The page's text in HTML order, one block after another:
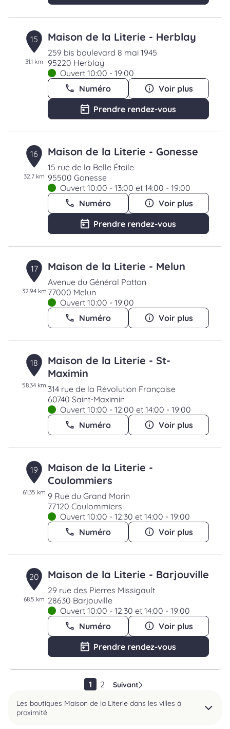
15
31.1 km
Maison de la Literie - Herblay
259 bis boulevard 8 mai 1945
95220 Herblay
Ouvert 10:00 - 19:00
Numéro
Voir plus
Prendre rendez-vous
16
32.7 km
Maison de la Literie - Gonesse
15 rue de la Belle Étoile
95500 Gonesse
Ouvert 10:00 - 13:00 et 14:00 - 19:00
Numéro
Voir plus
Prendre rendez-vous
17
32.94 km
Maison de la Literie - Melun
Avenue du Général Patton
77000 Melun
Ouvert 10:00 - 19:00
Numéro
Voir plus
18
58.34 km
Maison de la Literie - St-
Maximin
314 rue de la Révolution Française
60740 Saint-Maximin
Ouvert 10:00 - 12:00 et 14:00 - 19:00
Numéro
Voir plus
19
61.35 km
Maison de la Literie -
Coulommiers
9 Rue du Grand Morin
77120 Coulommiers
Ouvert 10:00 - 12:30 et 14:00 - 19:00
Numéro
Voir plus
20
68.5 km
Maison de la Literie - Barjouville
29 rue des Pierres Missigault
28630 Barjouville
Ouvert 10:00 - 12:30 et 14:00 - 19:00
Numéro
Voir plus
Prendre rendez-vous
1 2
Suivant
Les boutiques Maison de la Literie dans les villes à
proximité